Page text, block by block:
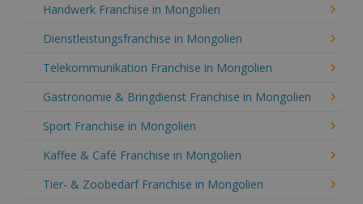
Handwerk Franchise in Mongolien
Dienstleistungsfranchise in Mongolien
Telekommunikation Franchise in Mongolien
Gastronomie & Bringdienst Franchise in Mongolien
Sport Franchise in Mongolien
Kaffee & Café Franchise in Mongolien
Tier- & Zoobedarf Franchise in Mongolien